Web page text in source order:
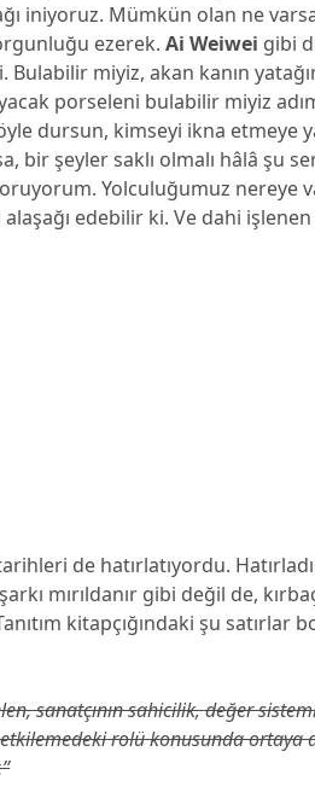
iniyoruz. Mümkün olan ne varsa
ezerek.Ai Weiwei gibi
miyiz, akan kanın
porseleni bulabilir miyiz
dursun, kimseyi ikna etmeye
bir şeyler saklı olmalı hâlâ şu
Yolculuğumuz nereye
edebilir ki. Ve dahi
de hatırlatıyordu.
mırıldanır gibi değil de,
kitapçığındaki şu satırlar
sanatçının sahicilik, değer
rolü konusunda ortaya